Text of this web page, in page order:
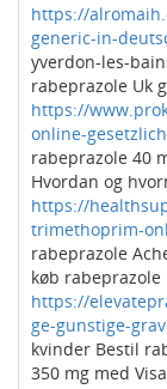
https://
generic-in-
yverdon-les-
rabeprazole Uk
https://
online-
rabeprazole 40
Hvordan og
https://
trimethoprim-
rabeprazole
køb
https://
ge-gunstige-
kvinder Bestil
350 mg med